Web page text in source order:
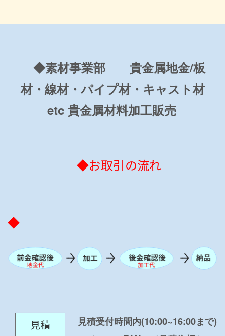
◆素材事業部 貴金属地金/板
材・線材・パイプ材・キャスト材
etc 貴金属材料加工販売
◆お取引の流れ
◆
見積受付時間内(10:00~16:00まで)